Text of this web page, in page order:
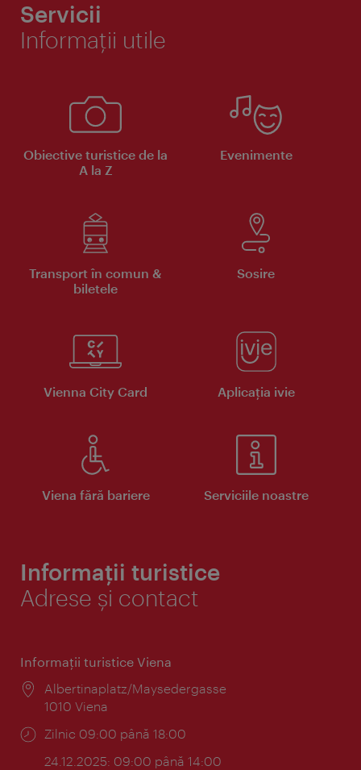
Servicii
Informaţii utile
Obiective turistice de la
A la Z
Evenimente
Transport în comun &
biletele
Sosire
Vienna City Card Aplicaţia ivie
Viena fără bariere Serviciile noastre
Informații turistice
Adrese și contact
Informaţii turistice Viena
Locul:
Albertinaplatz/Maysedergasse
1010 Viena
Program:
Zilnic 09:00 până 18:00
24.12.2025: 09:00 până 14:00